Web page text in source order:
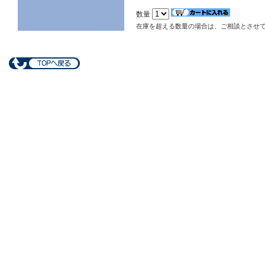
数量
在庫を超える数量の場合は、ご相談とさせ